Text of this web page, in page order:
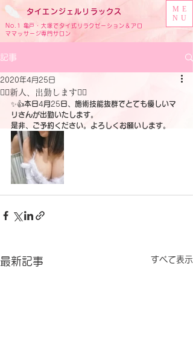
ME
NU
タイ エンジェル リラックス
No.1 亀戸・大塚でタイ式リラクゼーション＆アロ
ママッサージ専門サロン
記事
🧚‍♀️新人、出勤します🧚‍♀️
2020年4月25日
✨👍本日4月 25日、施術技能抜群でとても優しいマ
リさんが出勤いたします。
是非、ご予約ください。よろしくお願いします。
最新記事 すべて表示